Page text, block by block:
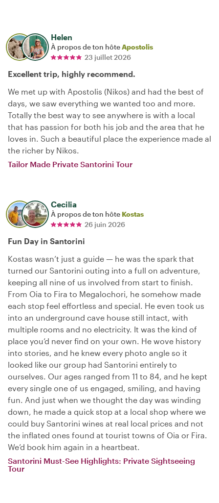
Helen
À propos de ton hôteApostolis
23 juillet 2026
Excellent trip, highly recommend.
We met up with Apostolis (Nikos) and had the best of
days, we saw everything we wanted too and more.
Totally the best way to see anywhere is with a local
that has passion for both his job and the area that he
loves in. Such a beautiful place the experience made al
the richer by Nikos.
Tailor Made Private Santorini Tour
Cecilia
À propos de ton hôte Kostas
26 juin 2026
Fun Day in Santorini
Kostas wasn’t just a guide — he was the spark that
turned our Santorini outing into a full on adventure,
keeping all nine of us involved from start to finish.
From Oia to Fira to Megalochori, he somehow made
each stop feel effortless and special. He even took us
into an underground cave house still intact, with
multiple rooms and no electricity. It was the kind of
place you’d never find on your own. He wove history
into stories, and he knew every photo angle so it
looked like our group had Santorini entirely to
ourselves. Our ages ranged from 11 to 84, and he kept
every single one of us engaged, smiling, and having
fun. And just when we thought the day was winding
down, he made a quick stop at a local shop where we
could buy Santorini wines at real local prices and not
the inflated ones found at tourist towns of Oia or Fira.
We’d book him again in a heartbeat.
Santorini Must-See Highlights: Private Sightseeing
Tour